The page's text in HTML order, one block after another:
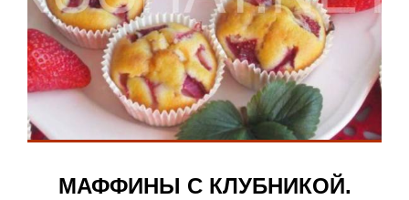
МАФФИНЫ С КЛУБНИКОЙ.